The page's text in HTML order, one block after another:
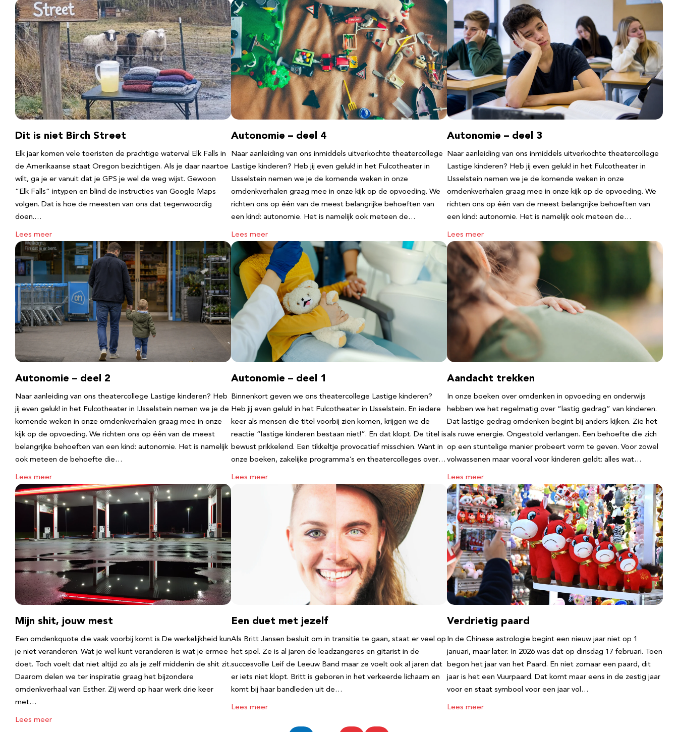
Dit is niet Birch Street
Elk jaar komen vele toeristen de prachtige waterval Elk Falls in
de Amerikaanse staat Oregon bezichtigen. Als je daar naartoe
wilt, ga je er vanuit dat je GPS je wel de weg wijst. Gewoon
“Elk Falls” intypen en blind de instructies van Google Maps
volgen. Dat is hoe de meesten van ons dat tegenwoordig
doen.…
Lees meer
Autonomie – deel 4
Naar aanleiding van ons inmiddels uitverkochte theatercollege
Lastige kinderen? Heb jij even geluk! in het Fulcotheater in
IJsselstein nemen we je de komende weken in onze
omdenkverhalen graag mee in onze kijk op de opvoeding. We
richten ons op één van de meest belangrijke behoeften van
een kind: autonomie. Het is namelijk ook meteen de…
Lees meer
Autonomie – deel 3
Naar aanleiding van ons inmiddels uitverkochte theatercollege
Lastige kinderen? Heb jij even geluk! in het Fulcotheater in
IJsselstein nemen we je de komende weken in onze
omdenkverhalen graag mee in onze kijk op de opvoeding. We
richten ons op één van de meest belangrijke behoeften van
een kind: autonomie. Het is namelijk ook meteen de…
Lees meer
Autonomie – deel 2
Naar aanleiding van ons theatercollege Lastige kinderen? Heb
jij even geluk! in het Fulcotheater in IJsselstein nemen we je de
komende weken in onze omdenkverhalen graag mee in onze
kijk op de opvoeding. We richten ons op één van de meest
belangrijke behoeften van een kind: autonomie. Het is namelijk
ook meteen de behoefte die…
Lees meer
Autonomie – deel 1
Binnenkort geven we ons theatercollege Lastige kinderen?
Heb jij even geluk! in het Fulcotheater in IJsselstein. En iedere
keer als mensen die titel voorbij zien komen, krijgen we de
reactie “lastige kinderen bestaan niet!”. En dat klopt. De titel is
bewust prikkelend. Een tikkeltje provocatief misschien. Want in
onze boeken, zakelijke programma’s en theatercolleges over…
Lees meer
Aandacht trekken
In onze boeken over omdenken in opvoeding en onderwijs
hebben we het regelmatig over “lastig gedrag” van kinderen.
Dat lastige gedrag omdenken begint bij anders kijken. Zie het
als ruwe energie. Ongestold verlangen. Een behoefte die zich
op een stuntelige manier probeert vorm te geven. Voor zowel
volwassenen maar vooral voor kinderen geldt: alles wat…
Lees meer
Mijn shit, jouw mest
Een omdenkquote die vaak voorbij komt is De werkelijkheid kun
je niet veranderen. Wat je wel kunt veranderen is wat je ermee
doet. Toch voelt dat niet altijd zo als je zelf middenin de shit zit.
Daarom delen we ter inspiratie graag het bijzondere
omdenkverhaal van Esther. Zij werd op haar werk drie keer
met…
Lees meer
Een duet met jezelf
Als Britt Jansen besluit om in transitie te gaan, staat er veel op
het spel. Ze is al jaren de leadzangeres en gitarist in de
succesvolle Leif de Leeuw Band maar ze voelt ook al jaren dat
er iets niet klopt. Britt is geboren in het verkeerde lichaam en
komt bij haar bandleden uit de…
Lees meer
Verdrietig paard
In de Chinese astrologie begint een nieuw jaar niet op 1
januari, maar later. In 2026 was dat op dinsdag 17 februari. Toen
begon het jaar van het Paard. En niet zomaar een paard, dit
jaar is het een Vuurpaard. Dat komt maar eens in de zestig jaar
voor en staat symbool voor een jaar vol…
Lees meer